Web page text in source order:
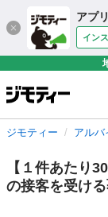
アプ
イン
ジモティー アルバ
【１件あたり
の接客を受け